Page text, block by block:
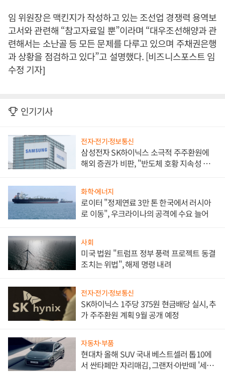
임 위원장은 맥킨지가 작성하고 있는 조선업 경쟁력 용역보
고서와 관련해 “참고자료일 뿐”이라며 “대우조선해양과 관
련해서는 소난골 등 모든 문제를 다루고 있으며 주채권은행
과 상황을 점검하고 있다”고 설명했다. [비즈니스포스트 임
수정 기자]
인기기사
전자·전기·정보통신
삼성전자 SK하이닉스 소극적 주주환원에
해외 증권가 비판, "반도체 호황 지속성 의
화학·에너지
로이터 "정제연료 3만 톤 한국에서 러시아
로 이동", 우크라이나의 공격에 수요 늘어
사회
미국 법원 "트럼프 정부 풍력 프로젝트 동결
조치는 위법", 해제 명령 내려
전자·전기·정보통신
SK하이닉스 1주당 375원 현금배당 실시, 추
가 주주환원 계획 9월 공개 예정
자동차·부품
현대차 올해 SUV 국내 베스트셀러 톱10에
서 싼타페만 자리매김, 그랜저·아반떼 '세단